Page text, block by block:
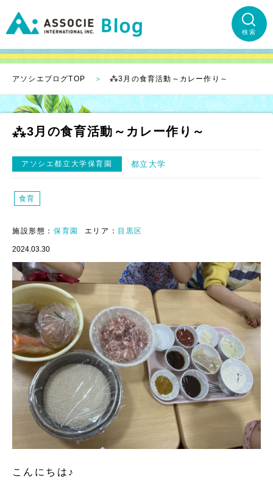
検索
アソシエブログTOP ⁂3月の食育活動～カレー作り～
⁂3月の食育活動～カレー作り～
アソシエ都立大学保育園 都立大学
食育
施設形態： 保育園 エリア： 目黒区
2024.03.30
こんにちは♪